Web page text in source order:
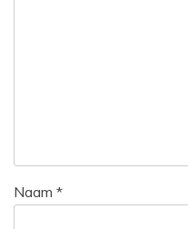
Naam *